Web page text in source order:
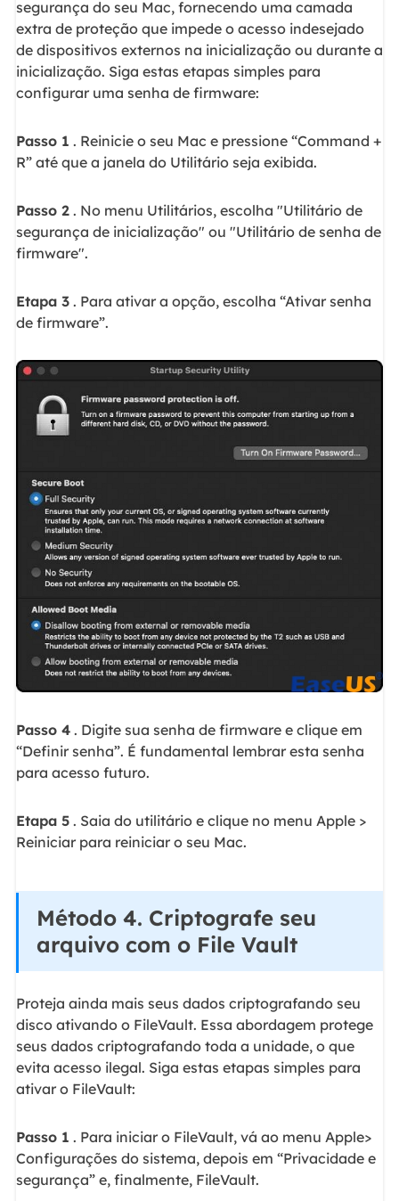
segurança do seu Mac, fornecendo uma camada
extra de proteção que impede o acesso indesejado
de dispositivos externos na inicialização ou durante a
inicialização. Siga estas etapas simples para
configurar uma senha de firmware:
Passo 1 . Reinicie o seu Mac e pressione “Command +
R” até que a janela do Utilitário seja exibida.
Passo 2. No menu Utilitários, escolha "Utilitário de
segurança de inicialização" ou "Utilitário de senha de
firmware".
Etapa 3. Para ativar a opção, escolha “Ativar senha
de firmware”.
Passo 4. Digite sua senha de firmware e clique em
“Definir senha”. É fundamental lembrar esta senha
para acesso futuro.
Etapa 5. Saia do utilitário e clique no menu Apple >
Reiniciar para reiniciar o seu Mac.
Método 4. Criptografe seu
arquivo com o File Vault
Proteja ainda mais seus dados criptografando seu
disco ativando o FileVault. Essa abordagem protege
seus dados criptografando toda a unidade, o que
evita acesso ilegal. Siga estas etapas simples para
ativar o FileVault:
Passo 1 . Para iniciar o FileVault, vá ao menu Apple>
Configurações do sistema, depois em “Privacidade e
segurança” e, finalmente, FileVault.